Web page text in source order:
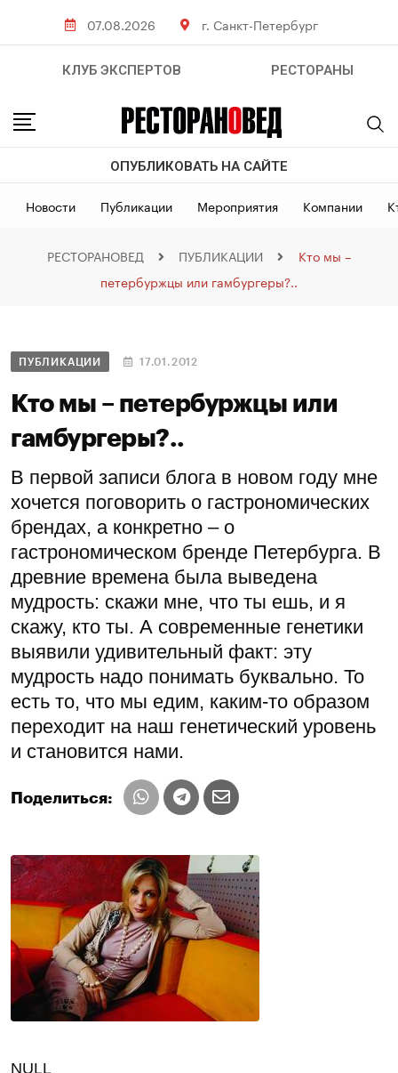
07.08.2026 г. Санкт-Петербург
КЛУБ ЭКСПЕРТОВ РЕСТОРАНЫ
ОПУБЛИКОВАТЬ НА САЙТЕ
Новости Публикации Мероприятия Компании
РЕСТОРАНОВЕД ПУБЛИКАЦИИ
Кто мы –
петербуржцы или гамбургеры?..
ПУБЛИКАЦИИ 17.01.2012
Кто мы – петербуржцы или
гамбургеры?..
В первой записи блога в новом году мне
хочется поговорить о гастрономических
брендах, а конкретно – о
гастрономическом бренде Петербурга. В
древние времена была выведена
мудрость: скажи мне, что ты ешь, и я
скажу, кто ты. А современные генетики
выявили удивительный факт: эту
мудрость надо понимать буквально. То
есть то, что мы едим, каким-то образом
переходит на наш генетический уровень
и становится нами.
Поделиться:
NULL